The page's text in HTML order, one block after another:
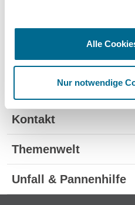
Alle
Nur notwendige
Standorte
Kontakt
Themenwelt
Unfall & Pannenhilfe